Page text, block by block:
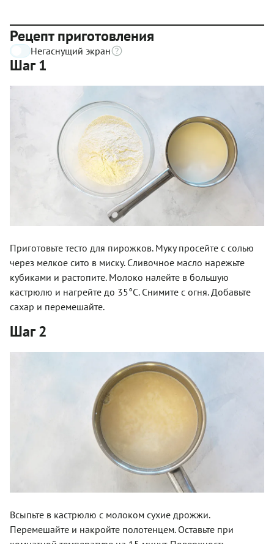
Рецепт приготовления
Негаснущий экран
Шаг 1
Приготовьте тесто для пирожков. Муку просейте с солью
через мелкое сито в миску. Сливочное масло нарежьте
кубиками и растопите. Молоко налейте в большую
кастрюлю и нагрейте до 35°C. Снимите с огня. Добавьте
сахар и перемешайте.
Шаг 2
Всыпьте в кастрюлю с молоком сухие дрожжи.
Перемешайте и накройте полотенцем. Оставьте при